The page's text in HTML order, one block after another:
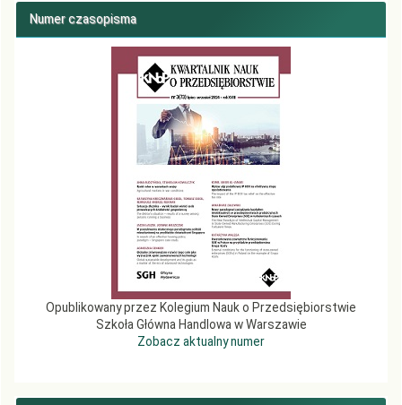
Numer czasopisma
Opublikowany przez Kolegium Nauk o Przedsiębiorstwie
Szkoła Główna Handlowa w Warszawie
Zobacz aktualny numer